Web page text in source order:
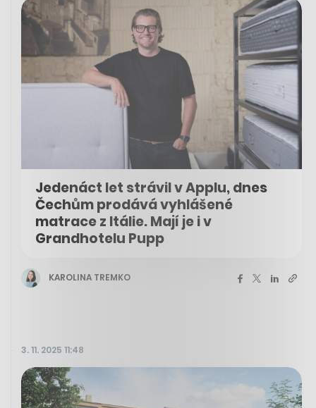
Jedenáct let strávil v Applu, dnes
Čechům prodává vyhlášené
matrace z Itálie. Mají je i v
Grandhotelu Pupp
KAROLINA TREMKO
3. 11. 2025 11:48